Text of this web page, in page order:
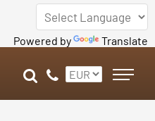
Powered by Translate